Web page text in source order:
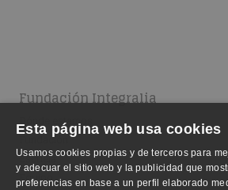
Fundación Integralia
Dónde estamos
Fundación
Escuela
Equipo
Esta página web usa cookies
Usamos cookies propias y de terceros para
y adecuar el sitio web y la publicidad que
preferencias en base a un perfil elaborado